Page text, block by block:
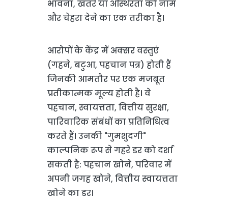
भावना, खतरे या अस्थिरता को नाम
और चेहरा देने का एक तरीका है।
आरोपों के केंद्र में अक्सर वस्तुएं
(गहने, बटुआ, पहचान पत्र) होती हैं
जिनकी आमतौर पर एक मजबूत
प्रतीकात्मक मूल्य होती है। वे
पहचान, स्वायत्तता, वित्तीय सुरक्षा,
पारिवारिक संबंधों का प्रतिनिधित्व
करते हैं। उनकी "गुमशुदगी"
काल्पनिक रूप से गहरे डर को दर्शा
सकती है: पहचान खोने, परिवार में
अपनी जगह खोने, वित्तीय स्वायत्तता
खोने का डर।